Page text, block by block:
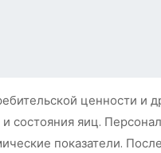
ценности и
состояния яиц.
показатели.